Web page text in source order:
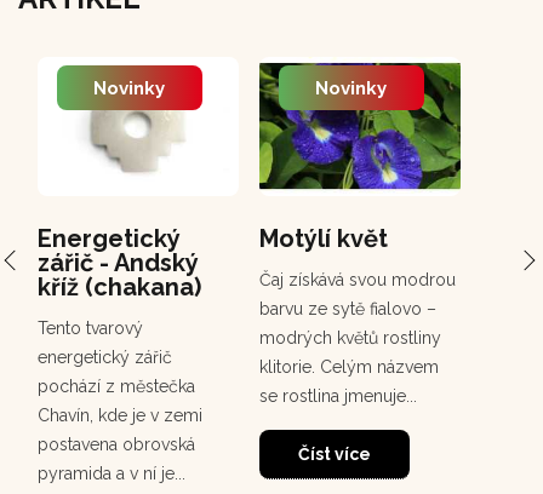
Energetický
zářič - Andský
kříž (chakana)
Novinky
Tento tvarový
energetický zářič
pochází z městečka
Chavín, kde je v zemi
postavena obrovská
pyramida a v ní je...
Motýlí květ
Novinky
Čaj získává svou modrou
barvu ze sytě fialovo –
modrých květů rostliny
klitorie. Celým názvem
se rostlina jmenuje...
Číst více